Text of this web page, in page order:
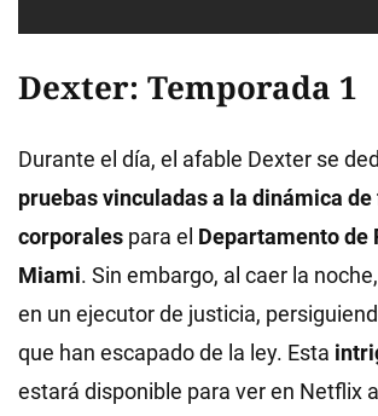
Dexter: Temporada 1
Durante el día, el afable Dexter se
pruebas vinculadas a la dinámica
corporales para el Departamento de
Miami. Sin embargo, al caer la
en un ejecutor de justicia,
que han escapado de la ley. Esta
estará disponible para ver en Netflix